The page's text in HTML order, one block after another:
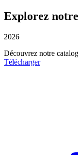
Explorez
2026
Découvrez notre
Télécharger